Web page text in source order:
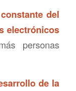
del
electrónicos
personas
de la